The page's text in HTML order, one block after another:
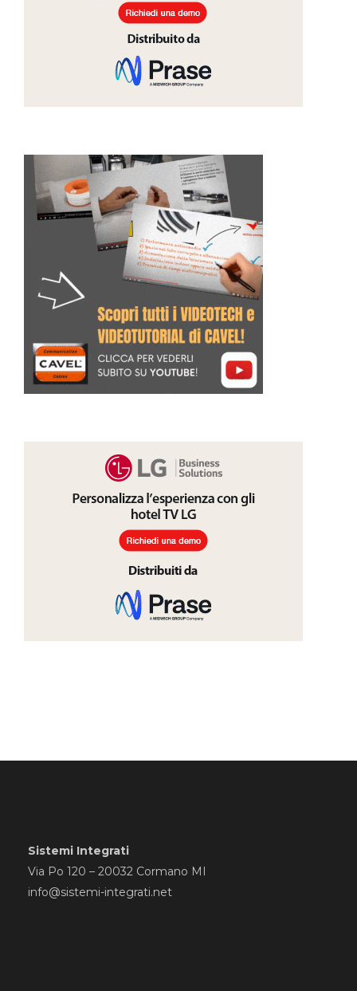
Sistemi Integrati
Via Po 120 – 20032 Cormano MI
info@sistemi-integrati.net